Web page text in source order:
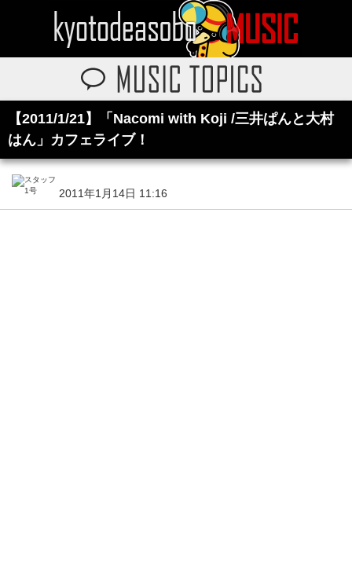
【2011/1/21】「Nacomi with Koji /三井ぱんと大村
はん」カフェライブ！
2011年1月14日 11:16